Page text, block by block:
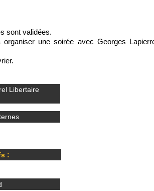
sont validées.
une soirée avec Georges
Libertaire
: